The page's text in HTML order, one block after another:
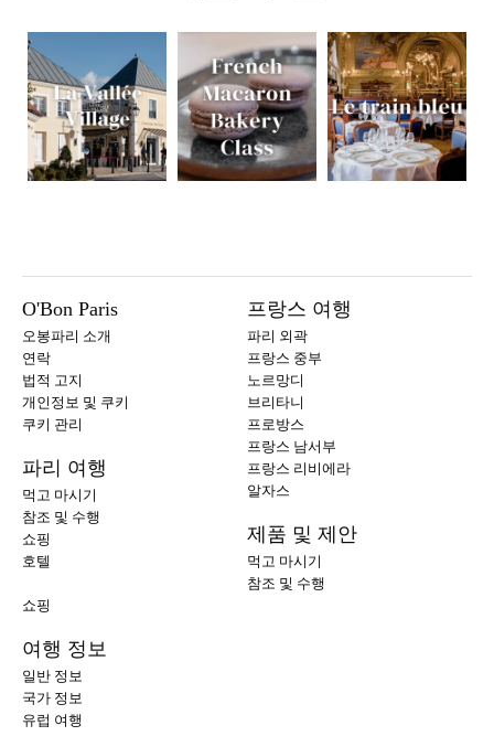
O'Bon Paris
오봉파리 소개
연락
법적 고지
개인정보 및 쿠키
쿠키 관리
파리 여행
먹고 마시기
참조 및 수행
쇼핑
호텔
프랑스 여행
파리 외곽
프랑스 중부
노르망디
브리타니
프로방스
프랑스 남서부
프랑스 리비에라
알자스
제품 및 제안
먹고 마시기
참조 및 수행
쇼핑
여행 정보
일반 정보
국가 정보
유럽 여행